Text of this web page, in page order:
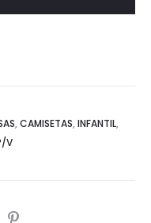
, CAMISETAS, INFANTIL,
V